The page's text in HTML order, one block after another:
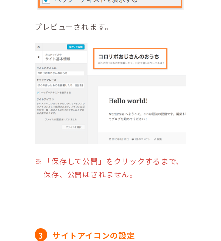
プレビューされます。
「保存して公開」をクリックするまで、
保存、公開はされません。
サイトアイコンの設定